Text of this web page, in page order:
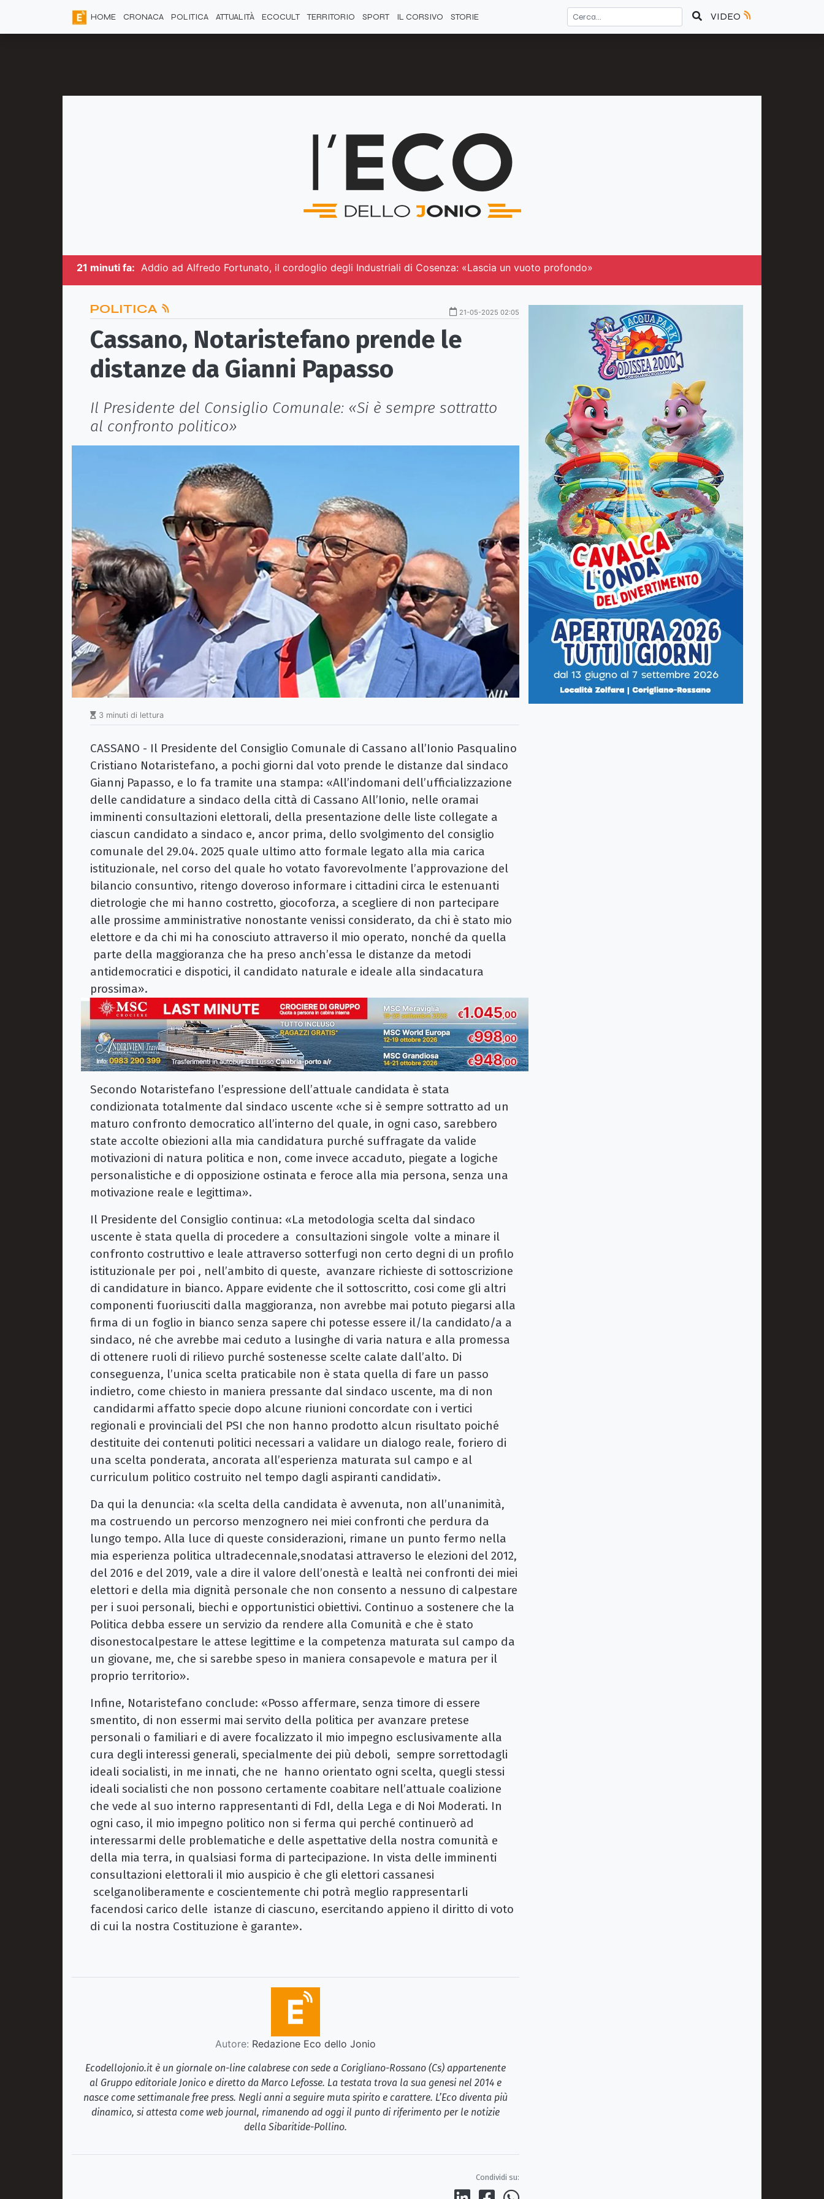
HOME CRONACA POLITICA ATTUALITÀ ECOCULT TERRITORIO SPORT IL CORSIVO STORIE VIDEO
21 minuti fa: Addio ad Alfredo Fortunato, il cordoglio degli Industriali di Cosenza: «Lascia un vuoto profondo»
POLITICA 21-05-2025 02:05
Cassano, Notaristefano prende le
distanze da Gianni Papasso
Il Presidente del Consiglio Comunale: «Si è sempre sottratto
al confronto politico»
3 minuti di lettura
CASSANO - Il Presidente del Consiglio Comunale di Cassano all’Ionio Pasqualino
Cristiano Notaristefano, a pochi giorni dal voto prende le distanze dal sindaco
Giannj Papasso, e lo fa tramite una stampa: «All’indomani dell’ufficializzazione
delle candidature a sindaco della città di Cassano All’Ionio, nelle oramai
imminenti consultazioni elettorali, della presentazione delle liste collegate a
ciascun candidato a sindaco e, ancor prima, dello svolgimento del consiglio
comunale del 29.04. 2025 quale ultimo atto formale legato alla mia carica
istituzionale, nel corso del quale ho votato favorevolmente l’approvazione del
bilancio consuntivo, ritengo doveroso informare i cittadini circa le estenuanti
dietrologie che mi hanno costretto, giocoforza, a scegliere di non partecipare
alle prossime amministrative nonostante venissi considerato, da chi è stato mio
elettore e da chi mi ha conosciuto attraverso il mio operato, nonché da quella
parte della maggioranza che ha preso anch’essa le distanze da metodi
antidemocratici e dispotici, il candidato naturale e ideale alla sindacatura
prossima».
Secondo Notaristefano l’espressione dell’attuale candidata è stata
condizionata totalmente dal sindaco uscente «che si è sempre sottratto ad un
maturo confronto democratico all’interno del quale, in ogni caso, sarebbero
state accolte obiezioni alla mia candidatura purché suffragate da valide
motivazioni di natura politica e non, come invece accaduto, piegate a logiche
personalistiche e di opposizione ostinata e feroce alla mia persona, senza una
motivazione reale e legittima».
Il Presidente del Consiglio continua: «La metodologia scelta dal sindaco
uscente è stata quella di procedere a consultazioni singole volte a minare il
confronto costruttivo e leale attraverso sotterfugi non certo degni di un profilo
istituzionale per poi , nell’ambito di queste, avanzare richieste di sottoscrizione
di candidature in bianco. Appare evidente che il sottoscritto, cosi come gli altri
componenti fuoriusciti dalla maggioranza, non avrebbe mai potuto piegarsi alla
firma di un foglio in bianco senza sapere chi potesse essere il/la candidato/a a
sindaco, né che avrebbe mai ceduto a lusinghe di varia natura e alla promessa
di ottenere ruoli di rilievo purché sostenesse scelte calate dall’alto. Di
conseguenza, l’unica scelta praticabile non è stata quella di fare un passo
indietro, come chiesto in maniera pressante dal sindaco uscente, ma di non
candidarmi affatto specie dopo alcune riunioni concordate con i vertici
regionali e provinciali del PSI che non hanno prodotto alcun risultato poiché
destituite dei contenuti politici necessari a validare un dialogo reale, foriero di
una scelta ponderata, ancorata all’esperienza maturata sul campo e al
curriculum politico costruito nel tempo dagli aspiranti candidati».
Da qui la denuncia: «la scelta della candidata è avvenuta, non all’unanimità,
ma costruendo un percorso menzognero nei miei confronti che perdura da
lungo tempo. Alla luce di queste considerazioni, rimane un punto fermo nella
mia esperienza politica ultradecennale,snodatasi attraverso le elezioni del 2012,
del 2016 e del 2019, vale a dire il valore dell’onestà e lealtà nei confronti dei miei
elettori e della mia dignità personale che non consento a nessuno di calpestare
per i suoi personali, biechi e opportunistici obiettivi. Continuo a sostenere che la
Politica debba essere un servizio da rendere alla Comunità e che è stato
disonestocalpestare le attese legittime e la competenza maturata sul campo da
un giovane, me, che si sarebbe speso in maniera consapevole e matura per il
proprio territorio».
Infine, Notaristefano conclude: «Posso affermare, senza timore di essere
smentito, di non essermi mai servito della politica per avanzare pretese
personali o familiari e di avere focalizzato il mio impegno esclusivamente alla
cura degli interessi generali, specialmente dei più deboli, sempre sorrettodagli
ideali socialisti, in me innati, che ne hanno orientato ogni scelta, quegli stessi
ideali socialisti che non possono certamente coabitare nell’attuale coalizione
che vede al suo interno rappresentanti di FdI, della Lega e di Noi Moderati. In
ogni caso, il mio impegno politico non si ferma qui perché continuerò ad
interessarmi delle problematiche e delle aspettative della nostra comunità e
della mia terra, in qualsiasi forma di partecipazione. In vista delle imminenti
consultazioni elettorali il mio auspicio è che gli elettori cassanesi
scelganoliberamente e coscientemente chi potrà meglio rappresentarli
facendosi carico delle istanze di ciascuno, esercitando appieno il diritto di voto
di cui la nostra Costituzione è garante».
Autore: Redazione Eco dello Jonio
Ecodellojonio.it è un giornale on-line calabrese con sede a Corigliano-Rossano (Cs) appartenente
al Gruppo editoriale Jonico e diretto da Marco Lefosse. La testata trova la sua genesi nel 2014 e
nasce come settimanale free press. Negli anni a seguire muta spirito e carattere. L’Eco diventa più
dinamico, si attesta come web journal, rimanendo ad oggi il punto di riferimento per le notizie
della Sibaritide-Pollino.
Condividi su: